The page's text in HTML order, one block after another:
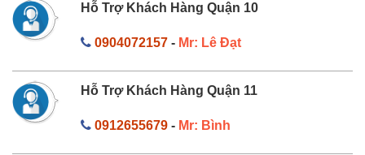
Hỗ Trợ Khách Hàng Quận 10
0904072157- Mr: Lê Đạt
Hỗ Trợ Khách Hàng Quận 11
0912655679- Mr: Bình